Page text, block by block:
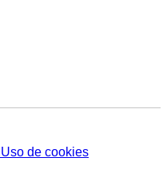
Uso de cookies